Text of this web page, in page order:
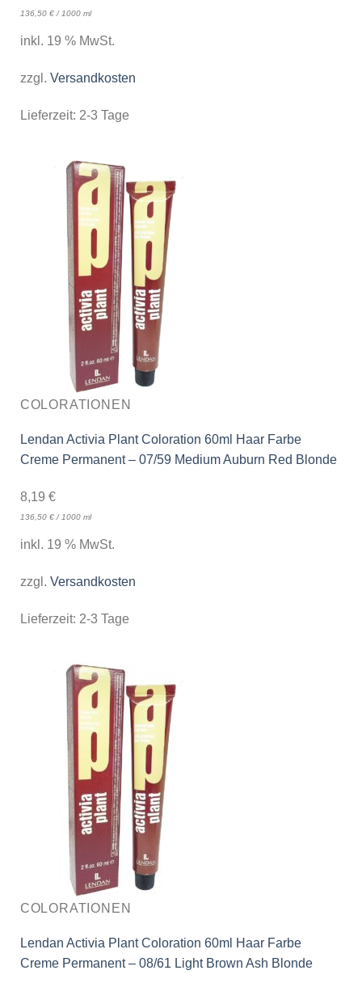
136,50 €/1000 ml
inkl. 19 % MwSt.
zzgl. Versandkosten
Lieferzeit: 2-3 Tage
COLORATIONEN
Lendan Activia Plant Coloration 60ml Haar Farbe
Creme Permanent – 07/59 Medium Auburn Red Blonde
8,19 €
136,50 €/ 1000 ml
inkl. 19 % MwSt.
zzgl. Versandkosten
Lieferzeit: 2-3 Tage
COLORATIONEN
Lendan Activia Plant Coloration 60ml Haar Farbe
Creme Permanent – 08/61 Light Brown Ash Blonde